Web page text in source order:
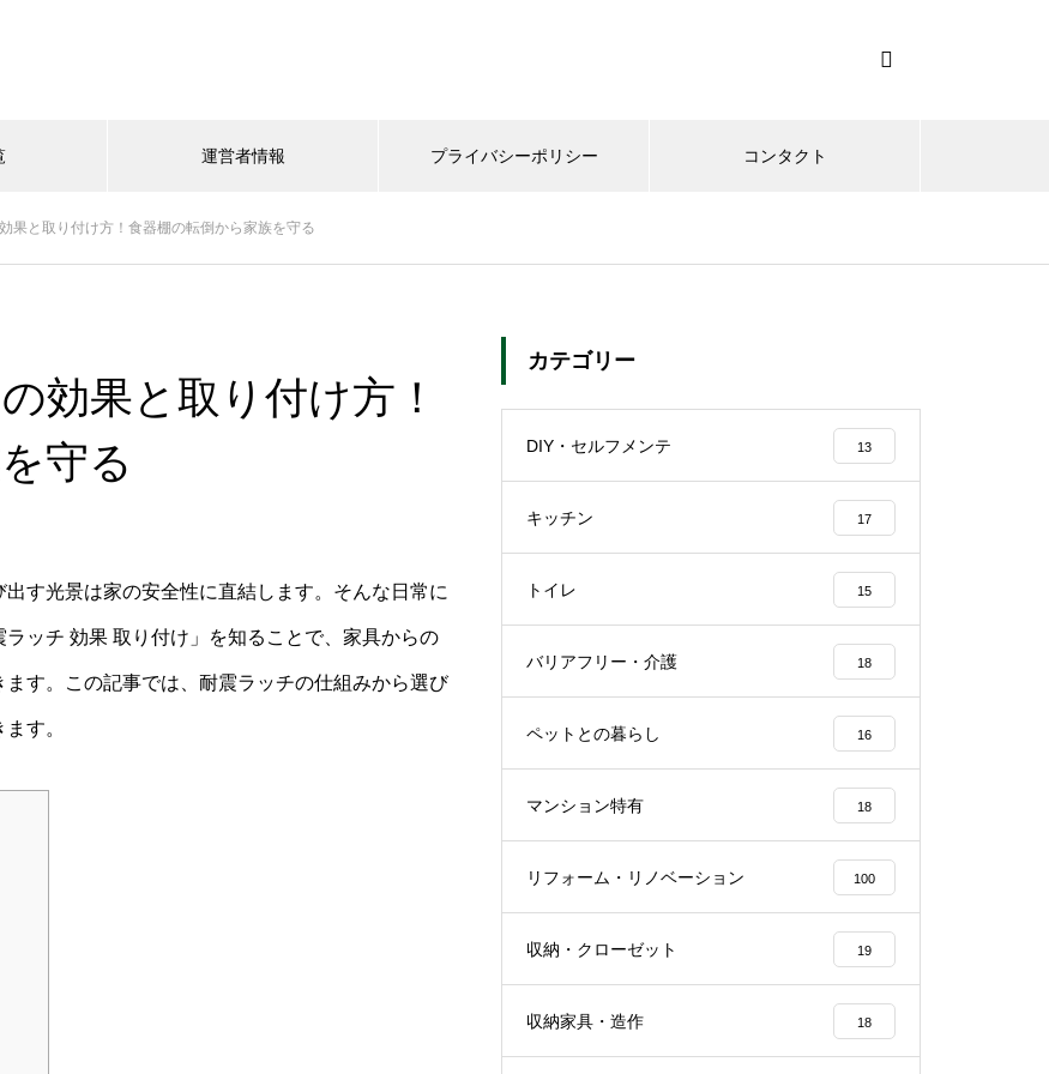
運営者情報 プライバシーポリシー コンタクト
果と取り付け方！食器棚の転倒から家族を守る
効果と取り付け方！
守る
す光景は家の安全性に直結します。そんな日常に
ッチ 効果 取り付け」を知ることで、家具からの
す。この記事では、耐震ラッチの仕組みから選び
す。
カテゴリー
DIY・セルフメンテ 13
キッチン 17
トイレ 15
バリアフリー・介護 18
ペットとの暮らし 16
マンション特有 18
リフォーム・リノベーション 100
収納・クローゼット 19
収納家具・造作 18